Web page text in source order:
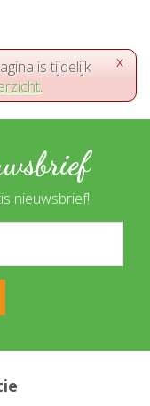
x
is tijdelijk
.
nieuwsbrief!